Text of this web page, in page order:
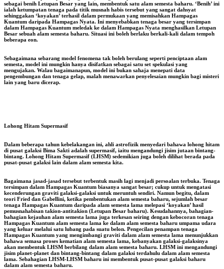
sebagai benih Letupan Besar yang lain, membentuk satu alam semesta baharu. ‘Benih’ ini
ialah ketumpatan tenaga pada titik musnah habis tersebut yang sangat dahsyat
sehinggakan ‘koyakan’ terhasil dalam permukaan yang memisahkan Hampagas
Kuantum daripada Hampagas Nyata. Ini menyebabkan tenaga besar yang tersimpan
dalam Hampagas Kuantum meledak ke dalam Hampagas Nyata menghasilkan Letupan
Besar sebuah alam semesta baharu. Situasi ini boleh berlaku berkali-kali dalam tempoh
beberapa eon.
Sebagaimana sebarang model fenomena tak boleh berulang seperti penciptaan alam
semesta, model ini mungkin hanya disifatkan sebagai satu set spekulasi yang
mengujakan. Walau bagaimanapun, model ini bukan sahaja menepati data
pengembungan dan tenaga gelap, malah menawarkan penyelesaian mungkin bagi misteri
lain yang baru dicerap.
Lohong Hitam Supermasif
Dalam beberapa tahun kebelakangan ini, ahli astrofizik menyedari bahawa lohong hitam
di pusat galaksi Bima Sakti adalah supermasif, iaitu mengandungi jisim jutaan bintang-
bintang. Lohong Hitam Supermasif (LHSM) sedemikian juga boleh dilihat berada pada
pusat-pusat galaksi lain dalam alam semesta kita.
Bagaimana jasad-jasad tersebut terbentuk masih lagi menjadi persoalan terbuka. Tenaga
tersimpan dalam Hampagas Kuantum biasanya sangat besar; cukup untuk mengatasi
kecenderungan graviti galaksi-galaksi untuk meruntuh sendiri. Namun begitu, dalam
teori Fried dan Gabellini, ketika pembentukan alam semesta baharu, sejumlah besar
tenaga Hampagas Kuantum daripada alam semesta lama melepasi ‘koyakan’ hasil
pemusnahabisan takion-antitakion (Letupan Besar baharu). Kesudahannya, bahagian-
bahagian kejauhan alam semesta lama juga terkesan seiring dengan kebocoran tenaga
Hampagas Kuantum alam semesta lama ke dalam alam semesta baharu umpama udara
yang keluar melalui satu lubang pada suatu belon. Pengecilan penampan tenaga
Hampagas Kuantum yang mengimbangi graviti dalam alam semesta lama menunjukkan
bahawa semasa proses kematian alam semesta lama, kebanyakan galaksi-galaksinya
akan membentuk LHSM berbilang dalam alam semesta baharu. LHSM ini mengandungi
jisim planet-planet dan bintang-bintang dalam galaksi terdahulu dalam alam semesta
lama. Sebahagian LHSM-LHSM baharu ini membentuk pusat-pusat galaksi baharu
dalam alam semesta baharu.